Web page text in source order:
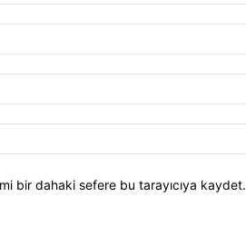
bir dahaki sefere bu tarayıcıya kaydet.